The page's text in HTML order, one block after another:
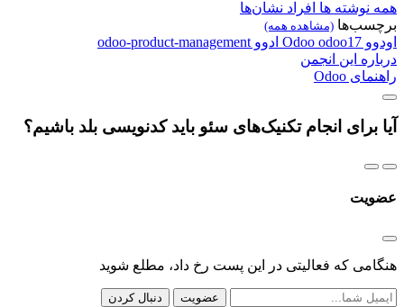
همه نوشته ها افراد نشان‌ها
برچسب‌ها (مشاهده همه)
اودوو Odoo odoo17 ادوو odoo-product-management
درباره این انجمن
راهنمای Odoo
آیا برای انجام تکنیک‌های سئو باید کدنویسی بلد باشیم؟
عضویت
هنگامی که فعالیتی در این پست رخ داد، مطلع شوید
عضویت دنبال کردن